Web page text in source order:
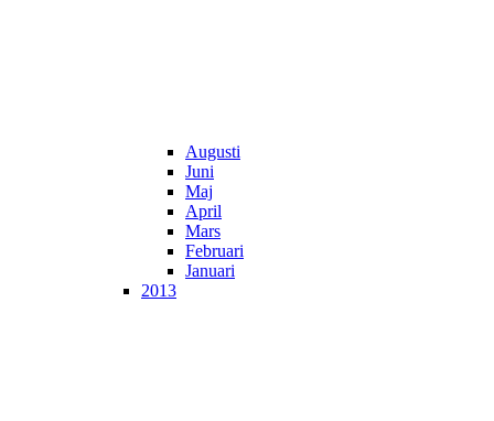
Augusti
Juni
Maj
April
Mars
Februari
Januari
2013